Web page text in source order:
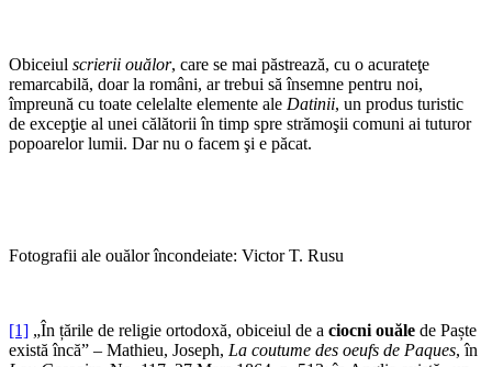
Obiceiul scrierii ouălor, care se mai păstrează, cu o acurateţe
remarcabilă, doar la români, ar trebui să însemne pentru noi,
împreună cu toate celelalte elemente ale Datinii, un produs turistic
de excepţie al unei călătorii în timp spre strămoşii comuni ai tuturor
popoarelor lumii. Dar nu o facem şi e păcat.
Fotografii ale ouălor încondeiate: Victor T. Rusu
[1] „În țările de religie ortodoxă, obiceiul de a ciocni ouăle de Paște
există încă” – Mathieu, Joseph, La coutume des oeufs de Paques, în